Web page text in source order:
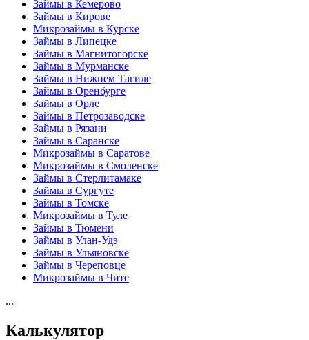
Займы в Кемерово
Займы в Кирове
Микрозаймы в Курске
Займы в Липецке
Займы в Магнитогорске
Займы в Мурманске
Займы в Нижнем Тагиле
Займы в Оренбурге
Займы в Орле
Займы в Петрозаводске
Займы в Рязани
Займы в Саранске
Микрозаймы в Саратове
Микрозаймы в Смоленске
Займы в Стерлитамаке
Займы в Сургуте
Займы в Томске
Микрозаймы в Туле
Займы в Тюмени
Займы в Улан-Удэ
Займы в Ульяновске
Займы в Череповце
Микрозаймы в Чите
...
Калькулятор